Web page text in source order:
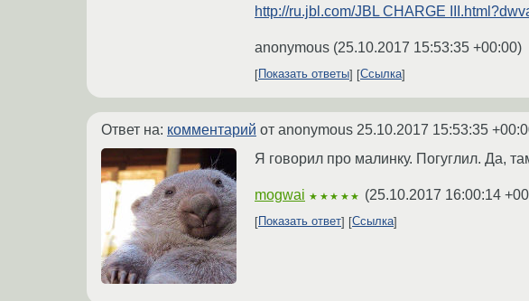
http://ru.jbl.com/JBL CHARGE
anonymous (25.10.2017 15:53:35 +00:00)
Показать ответы Ссылка
Ответ на: комментарий от anonymous 25.10.2017 15:53:35
Я говорил про малинку. Погуглил. Да,
mogwai ★★★★★ (25.10.2017 16:00:14
Показать ответ Ссылка